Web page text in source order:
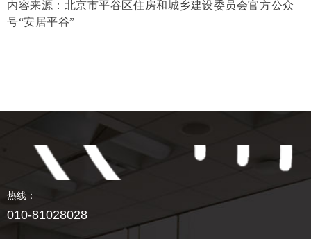
内容来源：北京市平谷区住房和城乡建设委员会官方公众
号“安居平谷”
热线：
010-81028028